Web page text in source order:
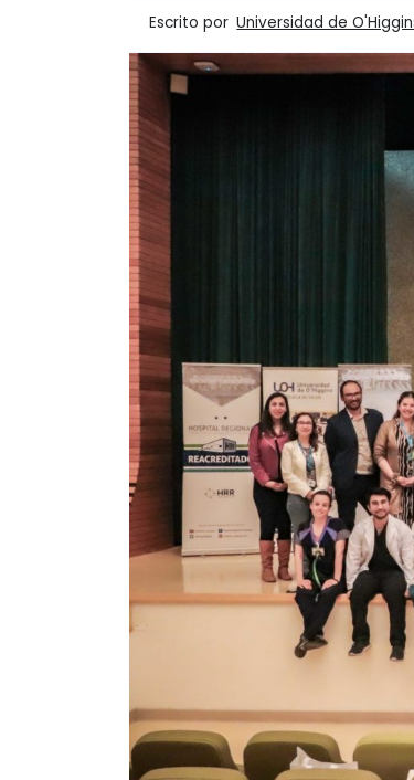
Escrito por Universidad de